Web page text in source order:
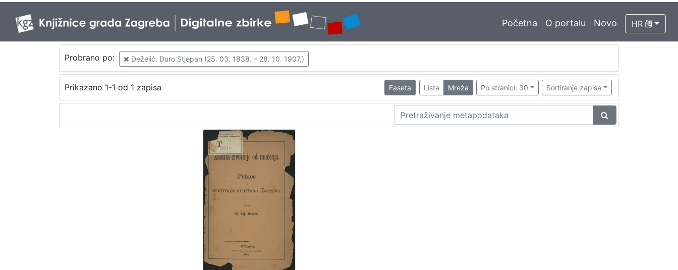
Početna O portalu Novo HR
Probrano po: Deželić, Đuro Stjepan (25. 03. 1838. – 28. 10. 1907.)
Prikazano 1-1 od 1 zapisa Faseta Lista Mreža Po stranici: 30 Sortiranje zapisa